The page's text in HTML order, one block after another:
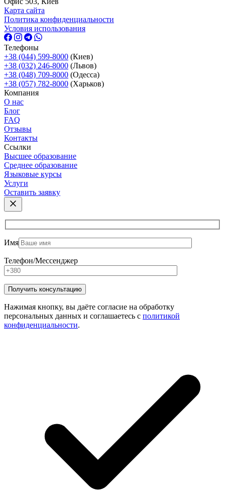
Карта сайта
Политика конфиденциальности
Условия использования
Телефоны
+38 (044) 599-8000 (Киев)
+38 (032) 246-8000 (Львов)
+38 (048) 709-8000 (Одесcа)
+38 (057) 782-8000 (Харьков)
Компания
О нас
Блог
FAQ
Отзывы
Контакты
Ссылки
Высшее образование
Среднее образование
Языковые курсы
Услуги
Оставить заявку
Имя
Телефон/Мессенджер
Нажимая кнопку, вы даёте согласие на обработку
персональных данных и соглашаетесь с политикой
конфиденциальности.